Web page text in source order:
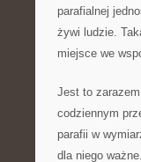
parafialnej
żywi ludzie.
miejsce we
Jest to
codziennym
parafii w
dla niego